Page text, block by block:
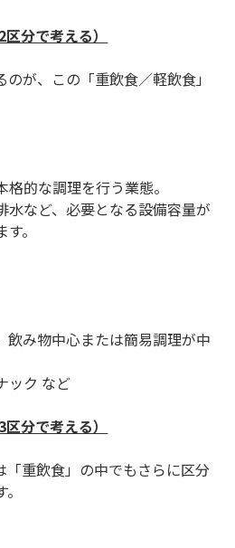
分で考える）
が、この「重飲食／軽飲食」
的な調理を行う業態。
水など、必要となる設備容量が
。
飲み物中心または簡易調理が中
ック など
分で考える）
「重飲食」の中でもさらに区分